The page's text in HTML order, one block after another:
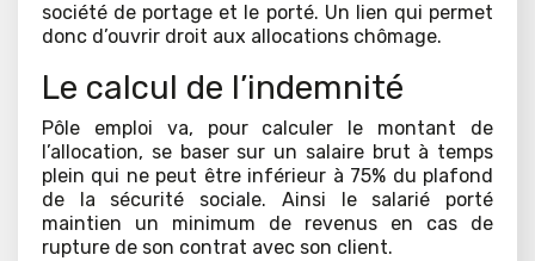
société de portage et le porté. Un lien qui permet
donc d’ouvrir droit aux allocations chômage.
Le calcul de l’indemnité
Pôle emploi va, pour calculer le montant de
l’allocation, se baser sur un salaire brut à temps
plein qui ne peut être inférieur à 75% du plafond
de la sécurité sociale. Ainsi le salarié porté
maintien un minimum de revenus en cas de
rupture de son contrat avec son client.